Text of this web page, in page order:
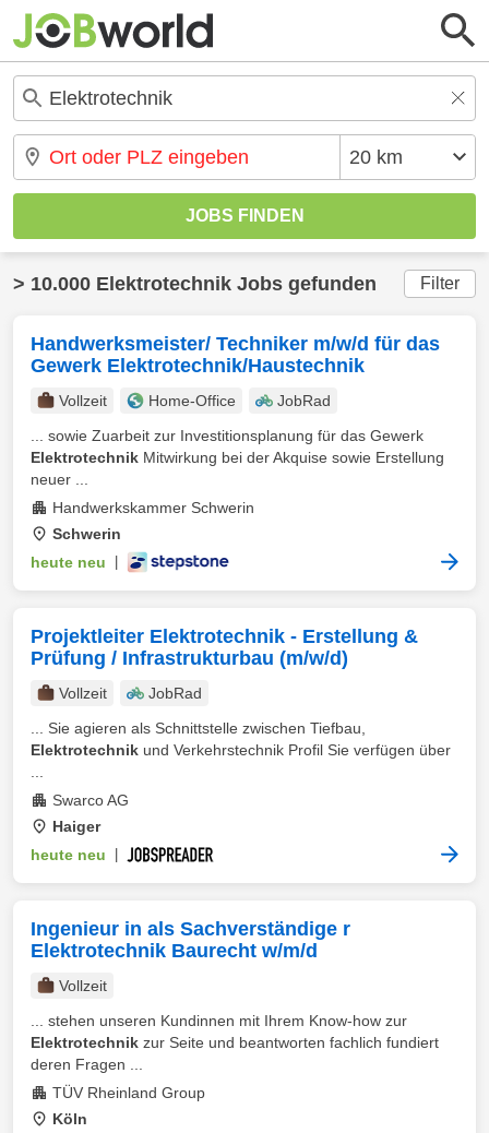
> 10.000 Elektrotechnik Jobs gefunden Filter
Handwerksmeister/ Techniker m/w/d für das
Gewerk Elektrotechnik/Haustechnik
Vollzeit Home-Office
JobRad
... sowie Zuarbeit zur Investitionsplanung für das Gewerk
Elektrotechnik Mitwirkung bei der Akquise sowie Erstellung
neuer ...
Handwerkskammer Schwerin
Schwerin
heute neu
Projektleiter Elektrotechnik - Erstellung &
Prüfung / Infrastrukturbau (m/w/d)
Vollzeit
JobRad
... Sie agieren als Schnittstelle zwischen Tiefbau,
Elektrotechnik und Verkehrstechnik Profil Sie verfügen über
Swarco AG
Haiger
heute neu
Ingenieur in als Sachverständige r
Elektrotechnik Baurecht w/m/d
Vollzeit
... stehen unseren Kundinnen mit Ihrem Know-how zur
Elektrotechnik zur Seite und beantworten fachlich fundiert
deren Fragen ...
TÜV Rheinland Group
Köln